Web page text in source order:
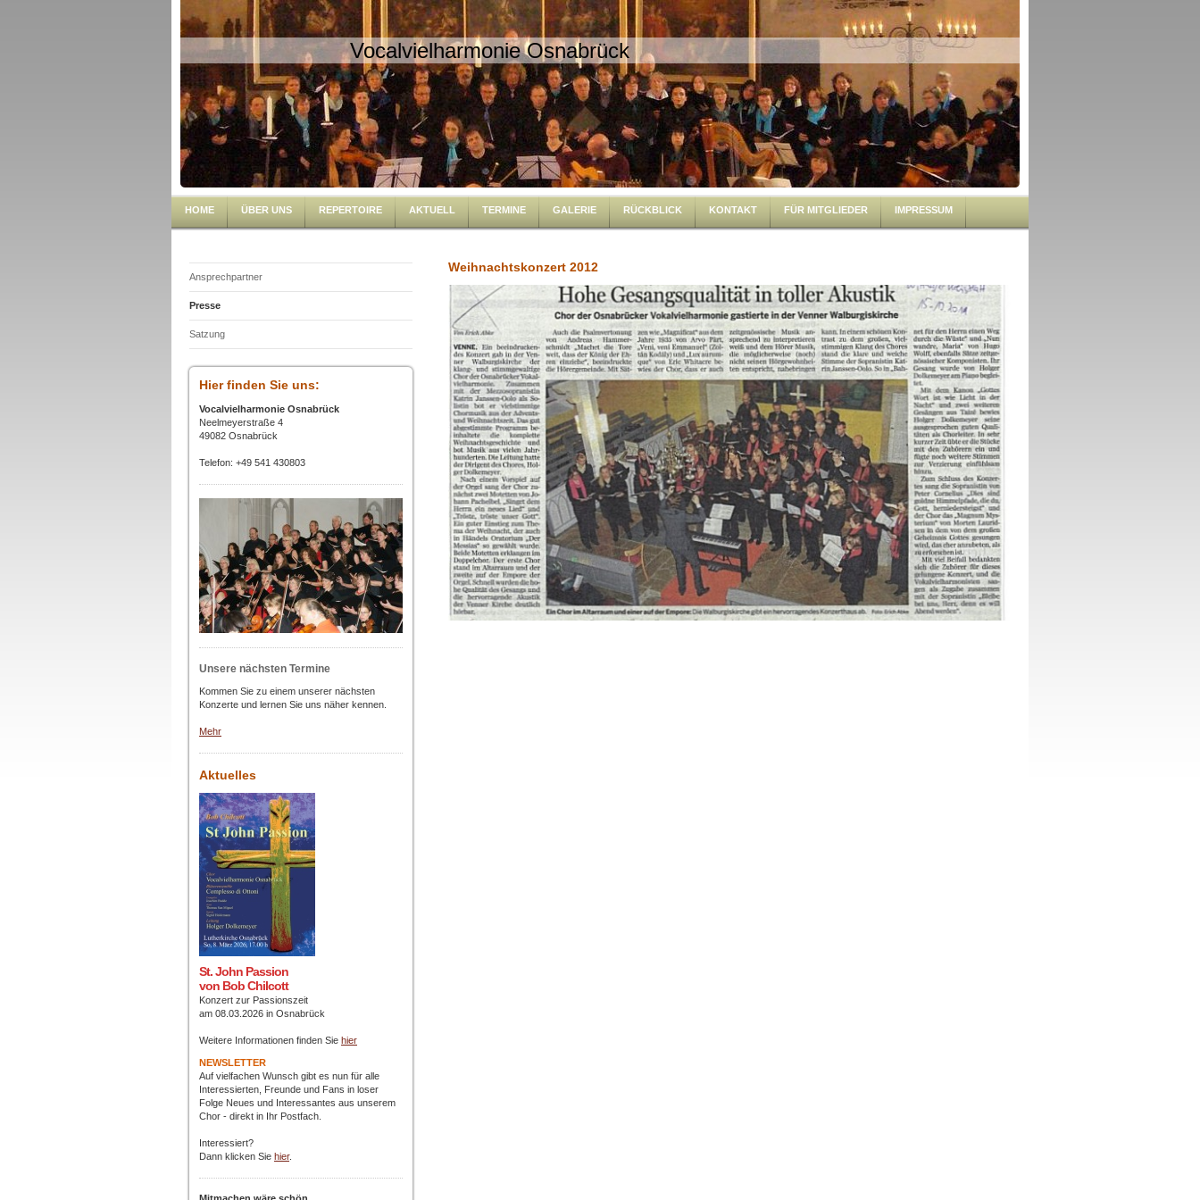
Vocalvielharmonie Osnabrück
HOME ÜBER UNS REPERTOIRE AKTUELL TERMINE GALERIE RÜCKBLICK KONTAKT FÜR MITGLIEDER IMPRESSUM
Ansprechpartner
Presse
Satzung
Hier finden Sie uns:
Vocalvielharmonie Osnabrück
Neelmeyerstraße 4
49082 Osnabrück
Telefon: +49 541 430803
Unsere nächsten Termine
Kommen Sie zu einem unserer nächsten
Konzerte und lernen Sie uns näher kennen.
Mehr
Aktuelles
St. John Passion
von Bob Chilcott
Konzert zur Passionszeit
am 08.03.2026 in Osnabrück
Weitere Informationen finden Sie hier
NEWSLETTER
Auf vielfachen Wunsch gibt es nun für alle
Interessierten, Freunde und Fans in loser
Folge Neues und Interessantes aus unserem
Chor - direkt in Ihr Postfach
Interessiert?
Dann klicken Sie hier.
Weihnachtskonzert 2012